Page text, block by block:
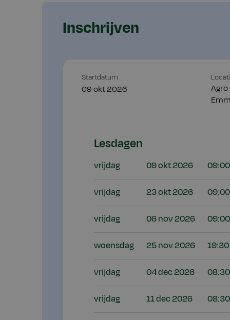
Inschrijven
Startdatum
09 okt 2026
Lesdagen
vrijdag 09 okt 2026
vrijdag 23 okt 2026
vrijdag 06 nov 2026
woensdag 25 nov 2026
vrijdag 04 dec 2026
vrijdag 11 dec 2026